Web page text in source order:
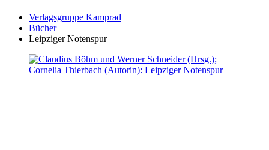
Verlagsgruppe Kamprad
Bücher
Leipziger Notenspur